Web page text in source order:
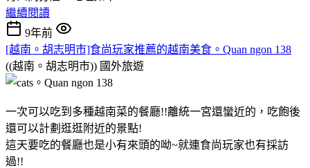
繼續閱讀
9年前
[越南。胡志明市]食尚玩家推薦的越南美食。Quan ngon 138
((越南。胡志明市)) 國外旅遊
一次可以吃到多種越南菜的餐廳!!離統一宮還蠻近的，吃飽後
還可以計劃逛逛附近的景點!
這天要吃的餐廳也是小有來頭的呦~就連食尚玩家也有採訪
過!!